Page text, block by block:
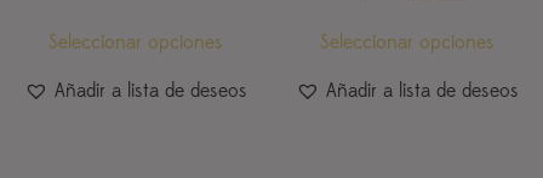
Seleccionar opciones
Añadir a lista de deseos
Seleccionar opciones
Añadir a lista de deseos